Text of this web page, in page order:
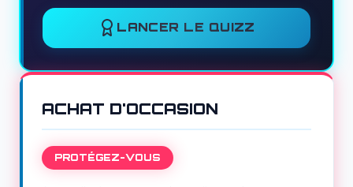
LANCER LE QUIZZ
ACHAT D'OCCASION
PROTÉGEZ-VOUS